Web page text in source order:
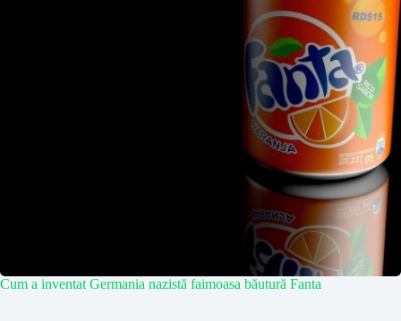
Cum a inventat Germania nazistă faimoasa băutură Fanta